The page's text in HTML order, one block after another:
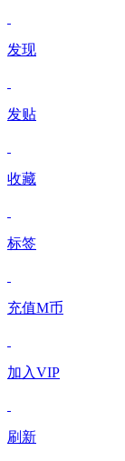
发现
发贴
收藏
标签
充值M币
加入VIP
刷新